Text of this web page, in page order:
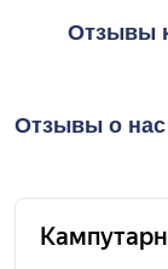
Отзывы
Отзывы о нас